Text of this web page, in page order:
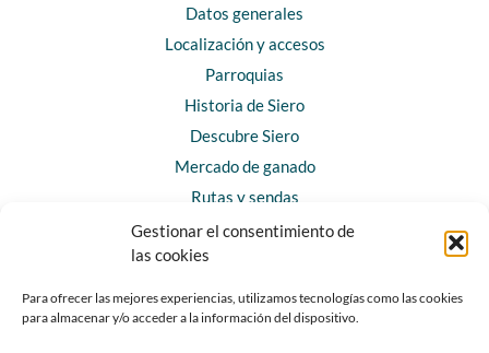
Gestionar el consentimiento de
las cookies
Para ofrecer las mejores experiencias, utilizamos tecnologías como las cookies
para almacenar y/o acceder a la información del dispositivo.
Datos generales
Localización y accesos
Parroquias
Historia de Siero
Descubre Siero
Mercado de ganado
Rutas y sendas
Horarios y contacto
Teléfonos de interés